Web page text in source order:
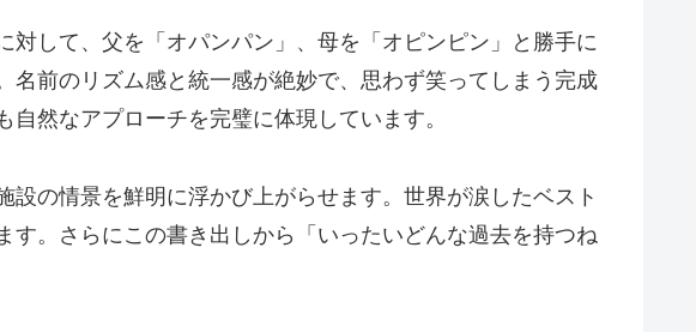
して、父を「オパンパン」、母を「オピンピン」と勝手に
前のリズム感と統一感が絶妙で、思わず笑ってしまう完成
然なアプローチを完璧に体現しています。
の情景を鮮明に浮かび上がらせます。世界が涙したベスト
。さらにこの書き出しから「いったいどんな過去を持つね